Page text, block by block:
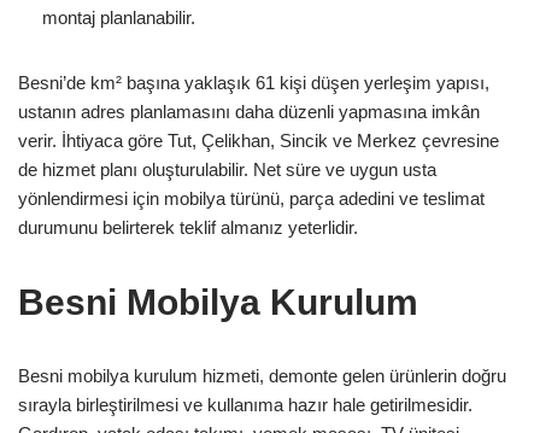
montaj planlanabilir.
Besni’de km² başına yaklaşık 61 kişi düşen yerleşim yapısı,
ustanın adres planlamasını daha düzenli yapmasına imkân
verir. İhtiyaca göre Tut, Çelikhan, Sincik ve Merkez çevresine
de hizmet planı oluşturulabilir. Net süre ve uygun usta
yönlendirmesi için mobilya türünü, parça adedini ve teslimat
durumunu belirterek teklif almanız yeterlidir.
Besni Mobilya Kurulum
Besni mobilya kurulum hizmeti, demonte gelen ürünlerin doğru
sırayla birleştirilmesi ve kullanıma hazır hale getirilmesidir.